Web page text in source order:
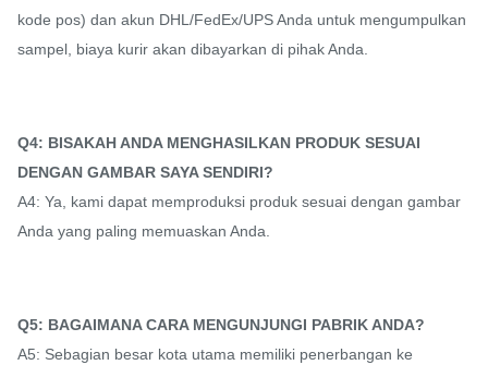
kode pos) dan akun DHL/FedEx/UPS Anda untuk mengumpulkan
sampel, biaya kurir akan dibayarkan di pihak Anda.
Q4: BISAKAH ANDA MENGHASILKAN PRODUK SESUAI
DENGAN GAMBAR SAYA SENDIRI?
A4: Ya, kami dapat memproduksi produk sesuai dengan gambar
Anda yang paling memuaskan Anda.
Q5: BAGAIMANA CARA MENGUNJUNGI PABRIK ANDA?
A5: Sebagian besar kota utama memiliki penerbangan ke